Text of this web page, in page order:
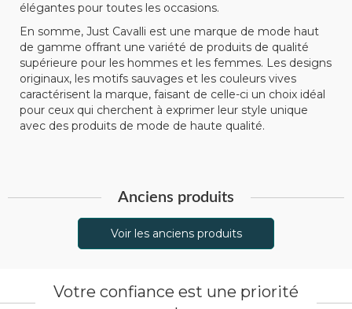
élégantes pour toutes les occasions.
En somme, Just Cavalli est une marque de mode haut
de gamme offrant une variété de produits de qualité
supérieure pour les hommes et les femmes. Les designs
originaux, les motifs sauvages et les couleurs vives
caractérisent la marque, faisant de celle-ci un choix idéal
pour ceux qui cherchent à exprimer leur style unique
avec des produits de mode de haute qualité.
Anciens produits
Voir les anciens produits
Votre confiance est une priorité